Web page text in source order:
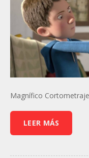
Magnífico
LEER MÁS